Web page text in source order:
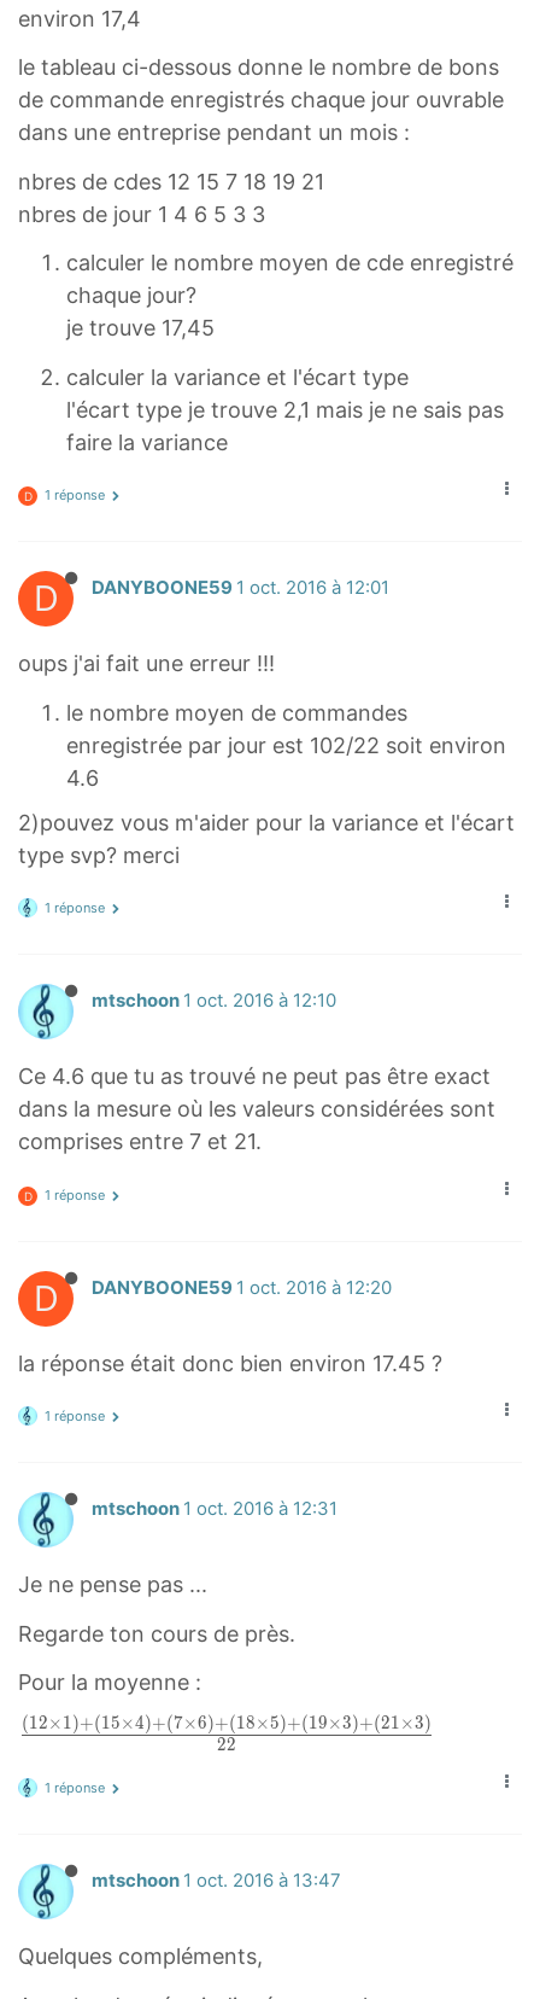
environ 17,4
le tableau ci-dessous donne le nombre de bons
de commande enregistrés chaque jour ouvrable
dans une entreprise pendant un mois :
nbres de cdes 12 15 7 18 19 21
nbres de jour 1 4 6 5 3 3
calculer le nombre moyen de cde enregistré
chaque jour?
je trouve 17,45
calculer la variance et l'écart type
l'écart type je trouve 2,1 mais je ne sais pas
faire la variance
D 1 réponse
D DANYBOONE59 1 oct. 2016 à 12:01
oups j'ai fait une erreur !!!
le nombre moyen de commandes
enregistrée par jour est 102/22 soit environ
4.6
2)pouvez vous m'aider pour la variance et l'écart
type svp? merci
1 réponse
mtschoon 1 oct. 2016 à 12:10
Ce 4.6 que tu as trouvé ne peut pas être exact
dans la mesure où les valeurs considérées sont
comprises entre 7 et 21.
D 1 réponse
D DANYBOONE59 1 oct. 2016 à 12:20
la réponse était donc bien environ 17.45 ?
1 réponse
mtschoon 1 oct. 2016 à 12:31
Je ne pense pas ...
Regarde ton cours de près.
Pour la moyenne :
(
2
)
+
(
22
(12×1)+(15×4)+(7×6)+(18×5)+(19×3)+(21×3)
1 réponse
mtschoon 1 oct. 2016 à 13:47
Quelques compléments,